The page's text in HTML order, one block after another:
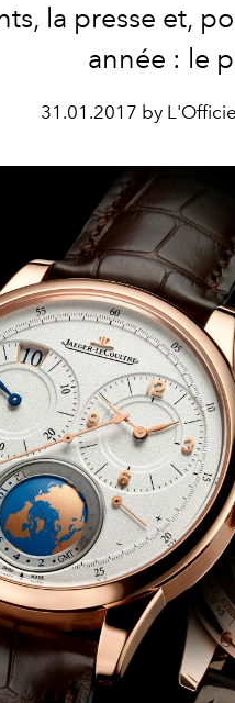
la presse et,
année : le
31.01.2017 by